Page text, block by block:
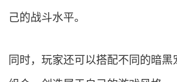
己的战斗水平。
同时，玩家还可以搭配不同的暗黑